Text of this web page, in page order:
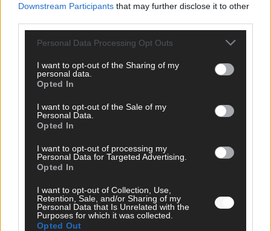
Downstream Participants that may further disclose it to other
Personal Data Processing Opt Outs
I want to opt-out of the Sharing of my
personal data.
Opted In
I want to opt-out of the Sale of my
Personal Data.
Opted In
I want to opt-out of processing my
Personal Data for Targeted Advertising.
Opted In
I want to opt-out of Collection, Use,
Retention, Sale, and/or Sharing of my
Personal Data that Is Unrelated with the
Purposes for which it was collected.
Opted Out
DARA gewinnt verdient, Israel beunruhigend –
unser Kommentar zum ESC 2026
KOMMENTAR
Mai 2026
KOMMENTAR
ESC-Finale morgen: Finnland Favorit, Australien
Mai 2026
KOMMENTAR
JJ hat den Abend gerettet – der Rest des ESC-Halbfinales
war solide, aber kein Feuerwerk
Mai 2026